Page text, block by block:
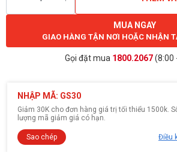
MUA NGAY
GIAO HÀNG TẬN NƠI HOẶC NHẬN
Gọi đặt mua 1800.2067(8:00
NHẬP MÃ: GS30
Giảm 30K cho đơn hàng giá trị tối thiểu 1500k.
lượng mã giảm giá có hạn.
Sao chép Điều